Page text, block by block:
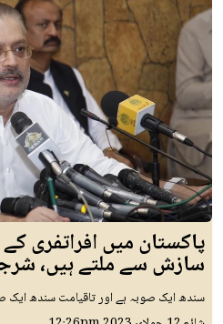
پاکستان میں افراتفری کے
سازش سے ملتے ہیں،
سندھ ایک صوبہ ہے اور تاقیامت سندھ ایک